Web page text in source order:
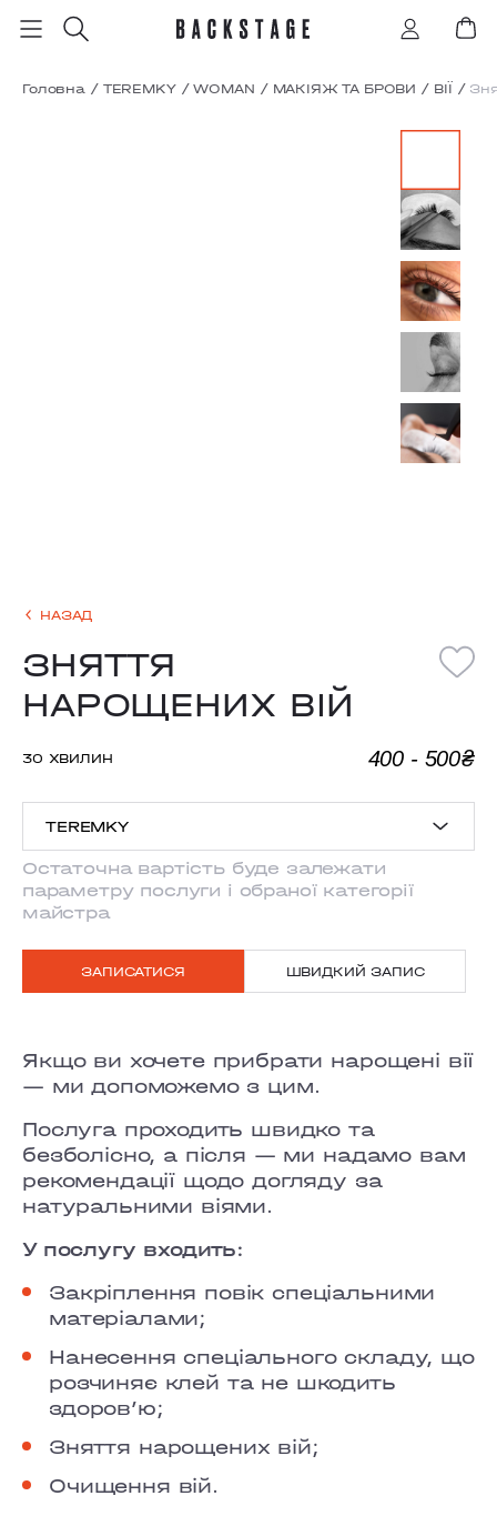
Головна / TEREMKY / WOMAN / МАКІЯЖ ТА БРОВИ / ВІЇ /
НАЗАД
ЗНЯТТЯ
НАРОЩЕНИХ ВІЙ
30 ХВИЛИН 400 - 500₴
TEREMKY
ANTONOVYCHA
MYSHUHY
GRAND PRIX
OBOLON
CHORNOVOLA
KLOVSKYI
HOTEL HILTON KYIV
LYPKY
PECHERSK
COMFORT TOWN
Остаточна вартість буде залежати
параметру послуги і обраної категорії
майстра
ЗАПИСАТИСЯ ШВИДКИЙ ЗАПИС
Якщо ви хочете прибрати нарощені вії
— ми допоможемо з цим.
Послуга проходить швидко та
безболісно, а після — ми надамо вам
рекомендації щодо догляду за
натуральними віями.
У послугу входить:
Закріплення повік спеціальними
матеріалами;
Нанесення спеціального складу, що
розчиняє клей та не шкодить
здоровʼю;
Зняття нарощених вій;
Очищення вій.